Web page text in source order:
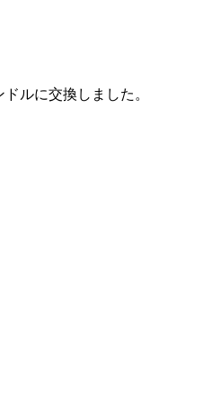
ルに交換しました。